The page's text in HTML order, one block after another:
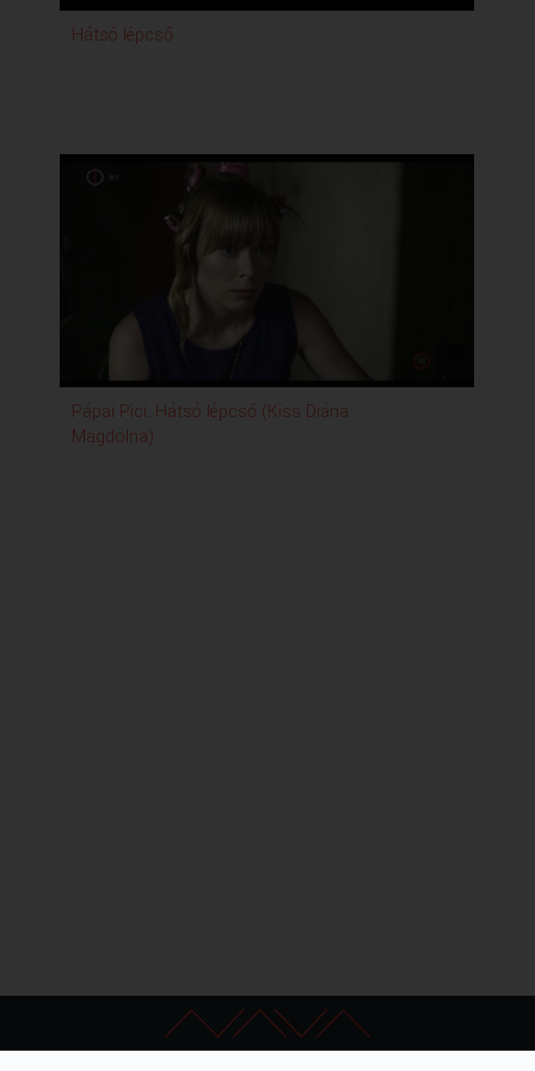
Hátsó lépcső
Pápai Pici: Hátsó lépcső (Kiss Diána
Magdolna)